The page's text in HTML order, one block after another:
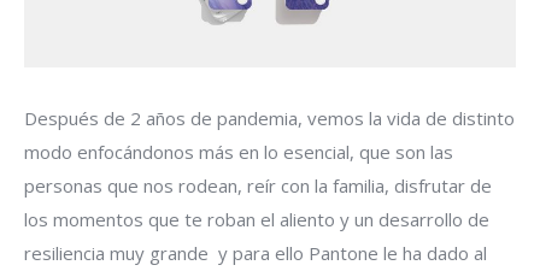
Después de 2 años de pandemia, vemos la vida de distinto
modo enfocándonos más en lo esencial, que son las
personas que nos rodean, reír con la familia, disfrutar de
los momentos que te roban el aliento y un desarrollo de
resiliencia muy grande y para ello Pantone le ha dado al